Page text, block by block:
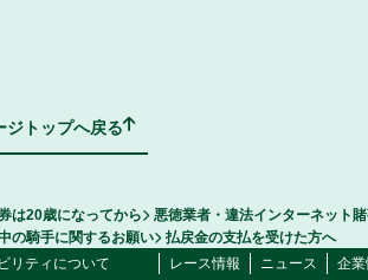
ジトップへ戻る
は20歳になってから
悪徳業者・違法インターネット
の騎手に関するお願い
払戻金の支払を受けた方へ
リティについて レース情報 ニュース 企業